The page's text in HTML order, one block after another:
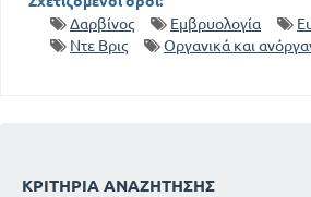
Δαρβίνος
Εμβρυολογία
Ντε Βρις
Οργανικά και
ΚΡΙΤΉΡΙΑ ΑΝΑΖΉΤΗΣΗΣ